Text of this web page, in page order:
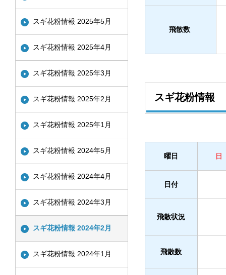
飛散数
スギ花粉情報
曜日 日
日付
飛散状況
飛散数
スギ花粉情報 2025年5月
スギ花粉情報 2025年4月
スギ花粉情報 2025年3月
スギ花粉情報 2025年2月
スギ花粉情報 2025年1月
スギ花粉情報 2024年5月
スギ花粉情報 2024年4月
スギ花粉情報 2024年3月
スギ花粉情報 2024年2月
スギ花粉情報 2024年1月